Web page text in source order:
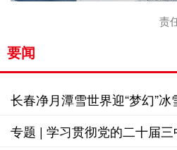
责
要闻
长春净月潭雪世界迎“梦幻”冰
专题 | 学习贯彻党的二十届